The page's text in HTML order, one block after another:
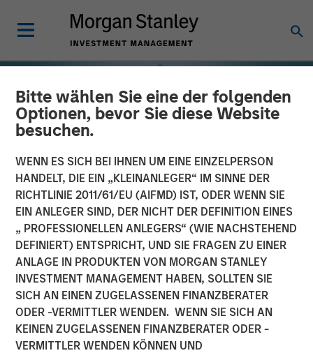
Bitte wählen Sie eine der folgenden
Optionen, bevor Sie diese Website
besuchen.
WENN ES SICH BEI IHNEN UM EINE EINZELPERSON
HANDELT, DIE EIN „KLEINANLEGER“ IM SINNE DER
RICHTLINIE 2011/61/EU (AIFMD) IST, ODER WENN SIE
EIN ANLEGER SIND, DER NICHT DER DEFINITION EINES
„ PROFESSIONELLEN ANLEGERS“ (WIE NACHSTEHEND
DEFINIERT) ENTSPRICHT, UND SIE FRAGEN ZU EINER
ANLAGE IN PRODUKTEN VON MORGAN STANLEY
INVESTMENT MANAGEMENT HABEN, SOLLTEN SIE
SICH AN EINEN ZUGELASSENEN FINANZBERATER
ODER -VERMITTLER WENDEN. WENN SIE SICH AN
KEINEN ZUGELASSENEN FINANZBERATER ODER -
VERMITTLER WENDEN KÖNNEN UND
INSIGHTS
Selectivity Rises as
Investors Refocus on
Fundamentals